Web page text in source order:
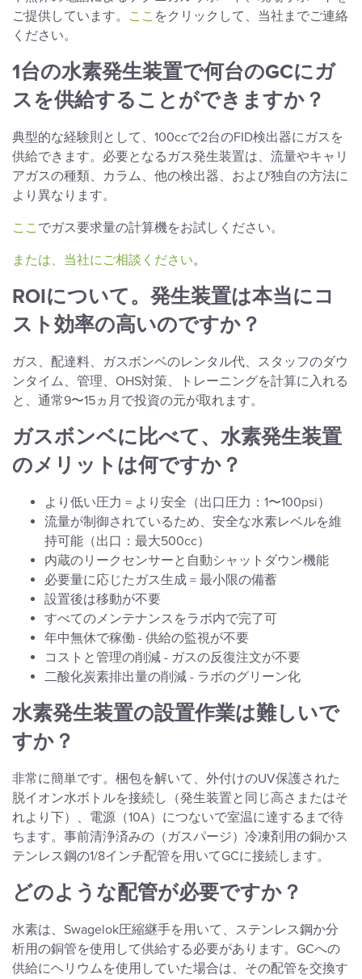
ご提供しています。 ここ をクリックして、当社までご連絡
ください。
1台の水素発生装置で何台のGCにガ
スを供給することができますか？
典型的な経験則として、100ccで2台のFID検出器にガスを
供給できます。必要となるガス発生装置は、流量やキャリ
アガスの種類、カラム、他の検出器、および独自の方法に
より異なります。
ここ でガス要求量の計算機をお試しください。
または、当社にご相談ください。
ROIについて。発生装置は本当にコ
スト効率の高いのですか？
ガス、配達料、ガスボンベのレンタル代、スタッフのダウ
ンタイム、管理、OHS対策、トレーニングを計算に入れる
と、通常9〜15ヵ月で投資の元が取れます。
ガスボンベに比べて、水素発生装置
のメリットは何ですか？
より低い圧力 = より安全（出口圧力：1〜100psi）
流量が制御されているため、安全な水素レベルを維
持可能（出口：最大500cc）
内蔵のリークセンサーと自動シャットダウン機能
必要量に応じたガス生成 = 最小限の備蓄
設置後は移動が不要
すべてのメンテナンスをラボ内で完了可
年中無休で稼働 - 供給の監視が不要
コストと管理の削減 - ガスの反復注文が不要
二酸化炭素排出量の削減 - ラボのグリーン化
水素発生装置の設置作業は難しいで
すか？
非常に簡単です。梱包を解いて、外付けのUV保護された
脱イオン水ボトルを接続し（発生装置と同じ高さまたはそ
れより下）、電源（10A）につないで室温に達するまで待
ちます。事前清浄済みの（ガスパージ）冷凍剤用の銅かス
テンレス鋼の1/8インチ配管を用いてGCに接続します。
どのような配管が必要ですか？
水素は、Swagelok圧縮継手を用いて、ステンレス鋼か分
析用の銅管を使用して供給する必要があります。GCへの
供給にヘリウムを使用していた場合は、その配管を交換す